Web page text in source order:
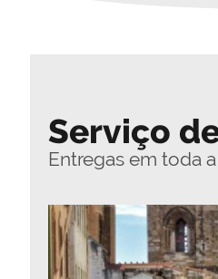
Serviço
Entregas em toda